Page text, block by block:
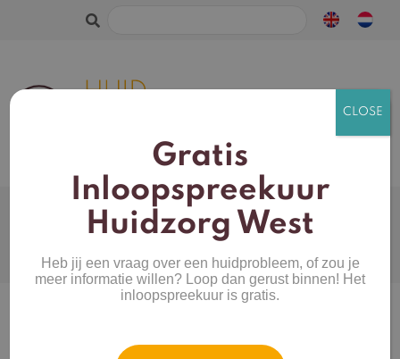
Zoeken
Productcategorieën
Merken
Mijn account
Winkelwagen
Gratis
Inloopspreekuur
Huidzorg West
Heb jij een vraag over een huidprobleem, of zou je
meer informatie willen? Loop dan gerust binnen! Het
inloopspreekuur is gratis.